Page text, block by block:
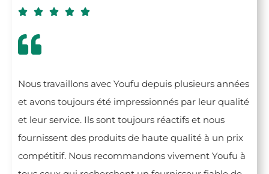
    
Nous travaillons avec Youfu depuis plusieurs années
et avons toujours été impressionnés par leur qualité
et leur service. Ils sont toujours réactifs et nous
fournissent des produits de haute qualité à un prix
compétitif. Nous recommandons vivement Youfu à